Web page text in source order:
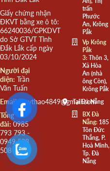
Giấy chứng nhận
ĐKVT bằng xe ô tô:
66240036/GPKDVT
do Sở GTVT Tỉnh
Đắk Lắk cấp ngày
03/10/2024
Người đại
diện: Trần
Văn Tuấn
Email: quythao4849@gmail.com
Tổng
đài: 0985
793 793 -
0949 508
508
trấn
Phước
An, Krông
Pắk
Vp Krông
Pắk
3:Thôn 3,
Xã Hòa
An (nhà
ông Còn),
Krông Pắk
Tại Đà Nẵng
BX Đà
Nẵng:185
Tôn Đức
Thắng, P.
Hoà Minh,
Tp. Đà
Nẵng